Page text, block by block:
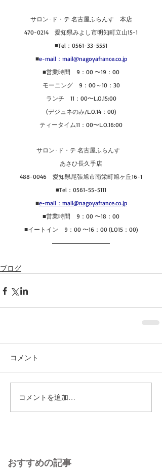
サロン･ド・テ 名古屋ふらんす　本店
470-0214　愛知県みよし市明知町立山15-1
■Tel：0561-33-5551
■e-mail：mail@nagoyafrance.co.jp
■営業時間　9：00 〜19：00
モーニング　9：00～10：30
ランチ　11：00〜L.O.15:00
(デジュネのみ/L.O.14：00)
ティータイム11：00〜L.O.16:00
サロン･ド・テ 名古屋ふらんす
あさひ長久手店
488-0046　愛知県尾張旭市南栄町旭ヶ丘16-1
■Tel：0561-55-5111
■e-mail：mail@nagoyafrance.co.jp
■営業時間　9：00 〜18：00
■イートイン　9：00 〜16：00 (LO15：00)
ブログ
コメント
コメントを追加…
おすすめの記事